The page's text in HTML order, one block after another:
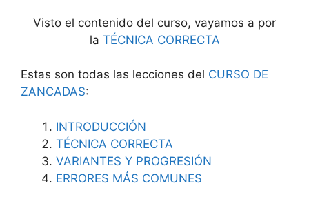
Visto el contenido del curso, vayamos a por
la TÉCNICA CORRECTA
Estas son todas las lecciones del CURSO DE
ZANCADAS:
INTRODUCCIÓN
TÉCNICA CORRECTA
VARIANTES Y PROGRESIÓN
ERRORES MÁS COMUNES